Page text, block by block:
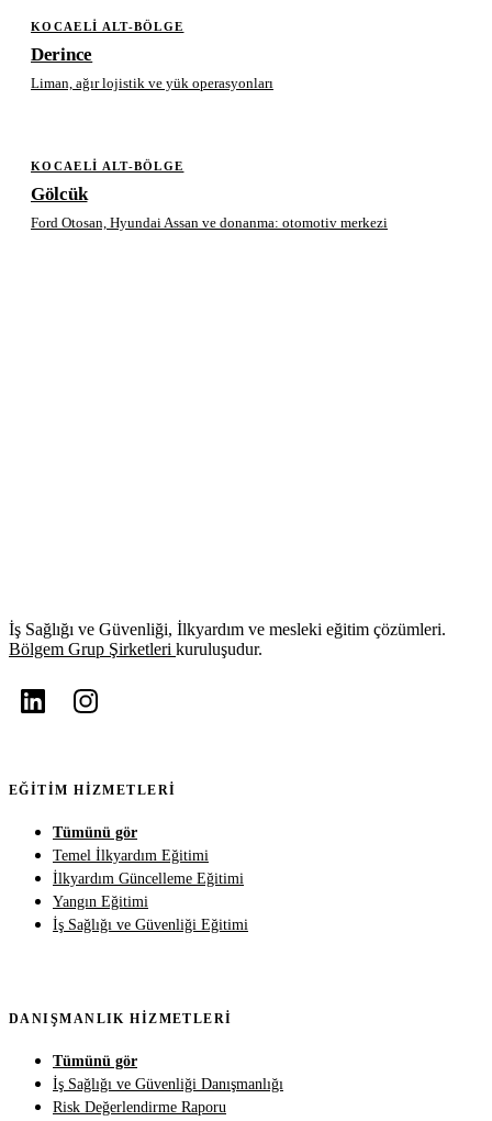
KOCAELI ALT-BÖLGE
Derince
Liman, ağır lojistik ve yük operasyonları
KOCAELI ALT-BÖLGE
Gölcük
Ford Otosan, Hyundai Assan ve donanma: otomotiv merkezi
İş Sağlığı ve Güvenliği, İlkyardım ve mesleki eğitim çözümleri.
Bölgem Grup Şirketleri kuruluşudur.
EĞITIM HIZMETLERI
Tümünü gör
Temel İlkyardım Eğitimi
İlkyardım Güncelleme Eğitimi
Yangın Eğitimi
İş Sağlığı ve Güvenliği Eğitimi
DANIŞMANLIK HIZMETLERI
Tümünü gör
İş Sağlığı ve Güvenliği Danışmanlığı
Risk Değerlendirme Raporu